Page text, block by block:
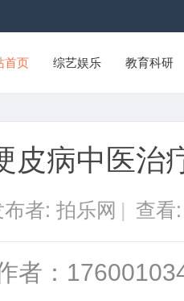
首页 综艺娱乐 教育科研
皮病中医治
布者: 拍乐网 | 查
者：